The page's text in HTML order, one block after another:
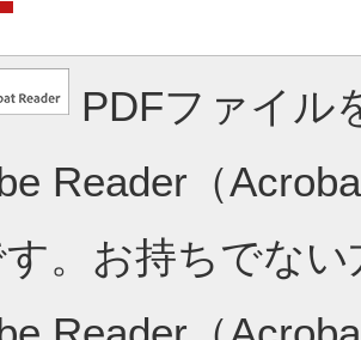
PDFファイル
Reader（
。お持ちでな